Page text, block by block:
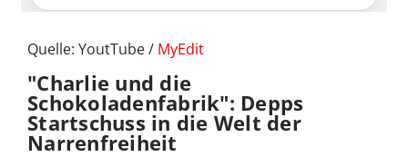
Quelle: YoutTube / MyEdit
"Charlie und die
Schokoladenfabrik": Depps
Startschuss in die Welt der
Narrenfreiheit